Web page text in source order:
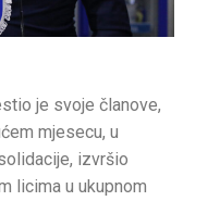
je svoje članove,
mjesecu, u
izvršio
licima u ukupnom